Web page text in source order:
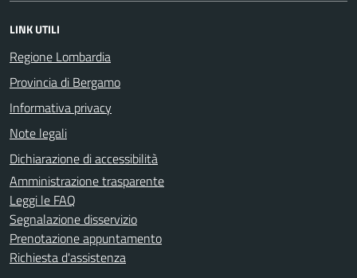
LINK UTILI
Regione Lombardia
Provincia di Bergamo
Informativa privacy
Note legali
Dichiarazione di accessibilità
Amministrazione trasparente
Leggi le FAQ
Segnalazione disservizio
Prenotazione appuntamento
Richiesta d'assistenza